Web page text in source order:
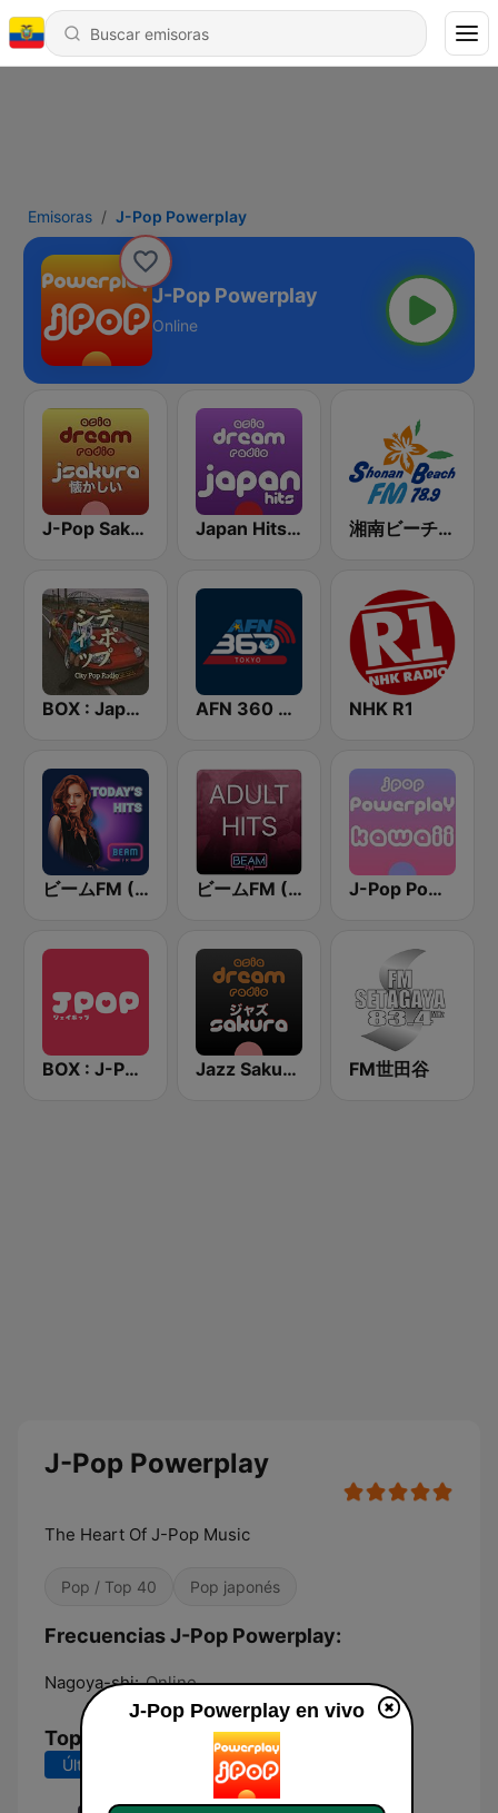
Emisoras J-Pop Powerplay
J-Pop Powerplay
Online
J-Pop Sakura 懐かしい Japan Hits - Asia DREAM Radio 湘南ビーチFM (Shonan Beach FM)
BOX : Japan City Pop -日本のシティポップ AFN 360 Tokyo (Japan Only) NHK R1
ビームFM (Beam FM) ビームFM (Beam FM) - Adult Hits J-Pop Powerplay Kawaii
BOX : J-POP Radio - ジェイポップ 無線 Jazz Sakura - asia DREAM radio FM世田谷
J-Pop Powerplay
The Heart Of J-Pop Music
Pop / Top 40 Pop japonés
Frecuencias J-Pop Powerplay:
Nagoya-shi: Online
Top Canciones
Últimos 7 días Últimos 30 días
J-Pop Powerplay en vivo